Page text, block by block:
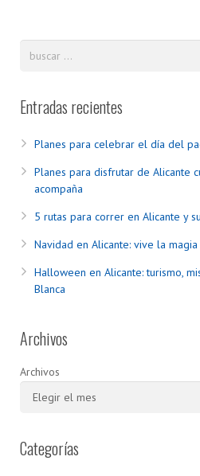
Entradas recientes
Planes para celebrar el día del
Planes para disfrutar de Alicante
acompaña
5 rutas para correr en Alicante y
Navidad en Alicante: vive la
Halloween en Alicante: turismo,
Blanca
Archivos
Archivos
Categorías